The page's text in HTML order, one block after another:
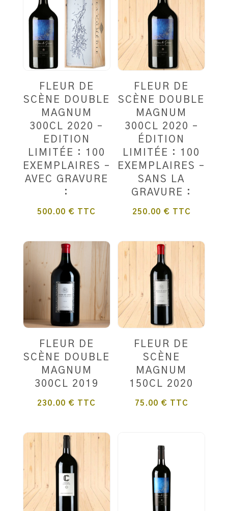
FLEUR DE
SCÈNE DOUBLE
MAGNUM
300CL 2020 –
EDITION
LIMITÉE : 100
EXEMPLAIRES –
AVEC GRAVURE
:
500.00 € TTC
FLEUR DE
SCÈNE DOUBLE
MAGNUM
300CL 2020 –
ÉDITION
LIMITÉE : 100
EXEMPLAIRES –
SANS LA
GRAVURE :
250.00 € TTC
FLEUR DE
SCÈNE DOUBLE
MAGNUM
300CL 2019
230.00 € TTC
FLEUR DE
SCÈNE
MAGNUM
150CL 2020
75.00 € TTC